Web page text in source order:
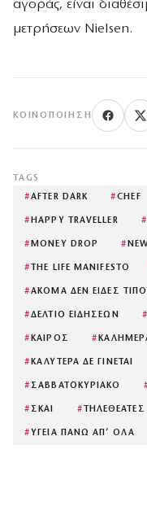
αγοράς, είναι
μετρήσεων Nielsen.
ΚΟΙΝΟΠΟΊΗΣΗ
TAGS
#AFTER DARK #CHEF
# HAPPY TRAVELLER #
# MONEY DROP #
# THE LIFE MANIFESTO
#ΑΚΟΜΑ ΔΕΝ ΕΙΔΕΣ
#ΔΕΛΤΙΟ ΕΙΔΗΣΕΩΝ #
# ΚΑΙΡΟΣ #
# ΚΑΛΥΤΕΡΑ ΔΕ ΓΙΝΕΤΑΙ
# ΣΑΒΒΑΤΟΚΥΡΙΑΚΟ
# ΣΚΑΙ # ΤΗΛΕΘΕΑΤΕΣ
# ΥΓΕΙΑ ΠΑΝΩ ΑΠ’ ΟΛΑ